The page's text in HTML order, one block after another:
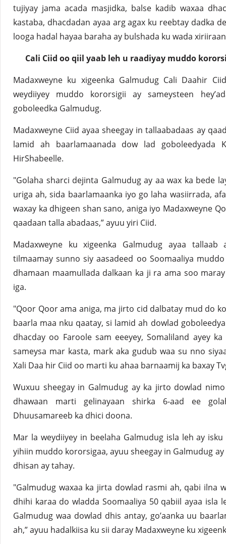
tujiyay jama acada masjidka, balse kadib waxaa
kastaba, dhacdadan ayaa arg agax ku reebtay dadka
looga hadal hayaa baraha ay bulshada ku wada
Cali Ciid oo qiil yaab leh u raadiyay muddo
Madaxweyne ku xigeenka Galmudug Cali Daahir
weydiiyey muddo kororsigii ay sameysteen
goboleedka Galmudug.
Madaxweyne Ciid ayaa sheegay in tallaabadaas ay
lamid ah baarlamaanada dow lad goboleedyada
HirShabeelle.
"Golaha sharci dejinta Galmudug ay aa wax ka bede
uriga ah, sida baarlamaanka iyo go laha wasiirrada,
waxay ka dhigeen shan sano, aniga iyo Madaxweyne
qaadaan talla abadaas,” ayuu yiri Ciid.
Madaxweyne ku xigeenka Galmudug ayaa
tilmaamay sunno siy aasadeed oo Soomaaliya
dhamaan maamullada dalkaan ka ji ra ama soo
iga.
"Qoor Qoor ama aniga, ma jirto cid dalbatay mud do
baarla maa nku qaatay, si lamid ah dowlad
dhacday oo Faroole sam eeeyey, Somaliland ayey
sameysa mar kasta, mark aka gudub waa su nno
Xali Daa hir Ciid oo marti ku ahaa barnaamij ka baxay
Wuxuu sheegay in Galmudug ay ka jirto dowlad
dhawaan marti gelinayaan shirka 6-aad ee
Dhuusamareeb ka dhici doona.
Mar la weydiiyey in beelaha Galmudug isla leh ay
yihiin muddo kororsigaa, ayuu sheegay in Galmudug
dhisan ay tahay.
"Galmudug waxaa ka jirta dowlad rasmi ah, qabi ilna
dhihi karaa do wladda Soomaaliya 50 qabiil ayaa isla
Galmudug waa dowlad dhis antay, go’aanka uu
ah,” ayuu hadalkiisa ku sii daray Madaxweyne ku